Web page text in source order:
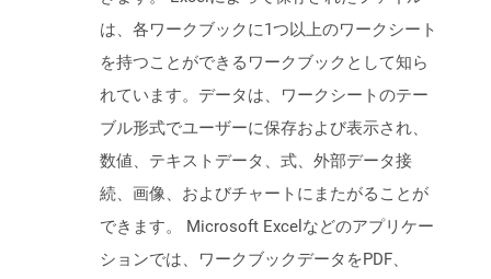
は、各ワークブックに1つ以上のワークシート
を持つことができるワークブックとして知ら
れています。データは、ワークシートのテー
ブル形式でユーザーに保存および表示され、
数値、テキストデータ、式、外部データ接
続、画像、およびチャートにまたがることが
できます。 Microsoft Excelなどのアプリケー
ションでは、ワークブックデータをPDF、